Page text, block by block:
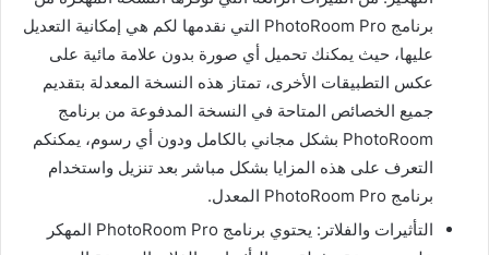
برنامج PhotoRoom Pro التي نقدمها لكم هي إمكانية التعديل
عليها، حيث يمكنك تحميل أي صورة بدون علامة مائية على
عكس التطبيقات الأخرى، تمتاز هذه النسخة المعدلة بتقديم
جميع الخصائص المتاحة في النسخة المدفوعة من برنامج
PhotoRoom بشكل مجاني بالكامل ودون أي رسوم، يمكنكم
التعرف على هذه المزايا بشكل مباشر بعد تنزيل واستخدام
برنامج PhotoRoom Pro المعدل.
التأثيرات والفلاتر: يحتوي برنامج PhotoRoom Pro المهكر